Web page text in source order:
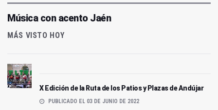
Música con acento Jaén
MÁS VISTO HOY
X Edición de la Ruta de los Patios y Plazas de Andújar
PUBLICADO EL 03 DE JUNIO DE 2022